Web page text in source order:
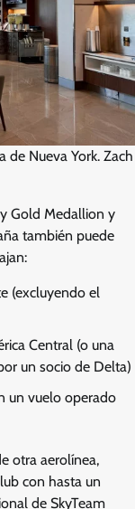
de Nueva York. Zach
Gold Medallion y
también puede
(excluyendo el
Central (o una
un socio de Delta)
un vuelo operado
otra aerolínea,
con hasta un
de SkyTeam